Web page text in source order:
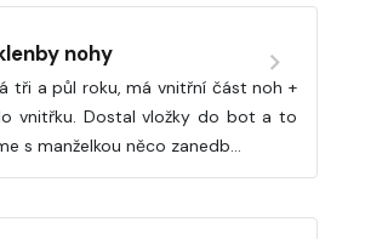
nohy
tři a půl roku, má vnitřní část noh +
vnitřku. Dostal vložky do bot a to
s manželkou něco zanedb…